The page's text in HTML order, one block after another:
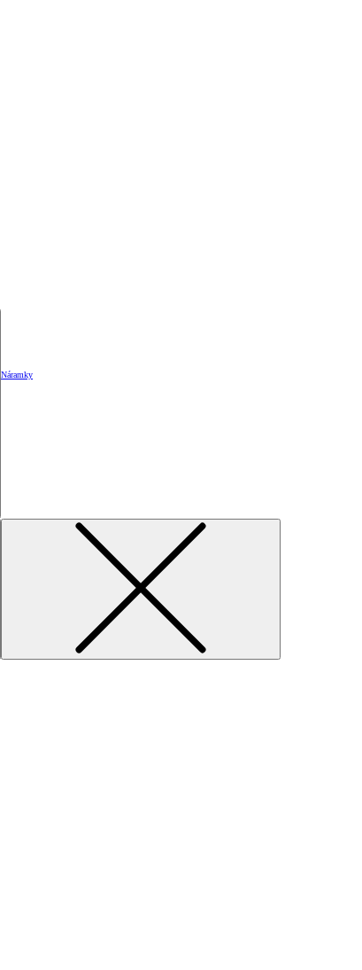
Náramky